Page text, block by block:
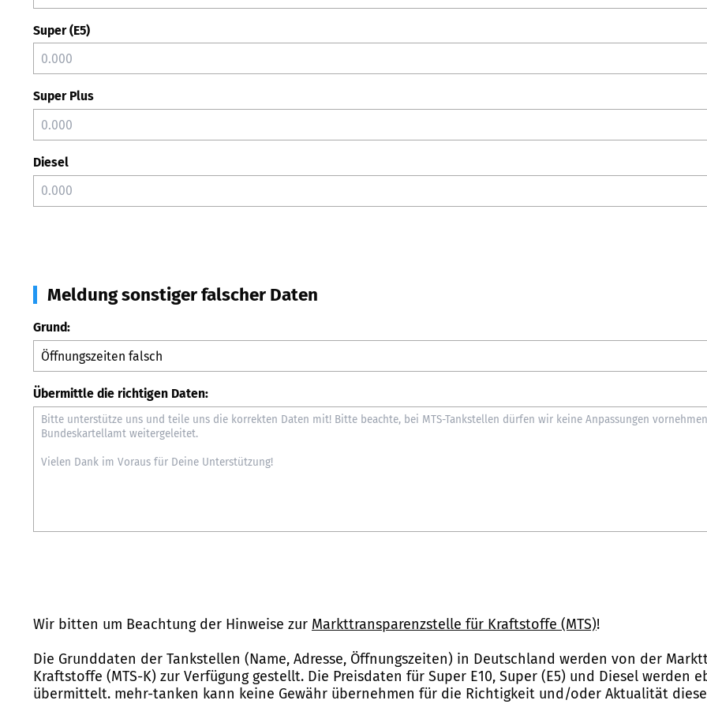
Super (E5)
Super Plus
Diesel
Meldung sonstiger falscher Daten
Grund:
Übermittle die richtigen Daten:
Wir bitten um Beachtung der Hinweise zur Markttransparenzstelle für Kraftstoffe (MTS)!
Die Grunddaten der Tankstellen (Name, Adresse, Öffnungszeiten) in Deutschland werden von der
Kraftstoffe (MTS-K) zur Verfügung gestellt. Die Preisdaten für Super E10, Super (E5) und Diesel werden
übermittelt. mehr-tanken kann keine Gewähr übernehmen für die Richtigkeit und/oder Aktualität